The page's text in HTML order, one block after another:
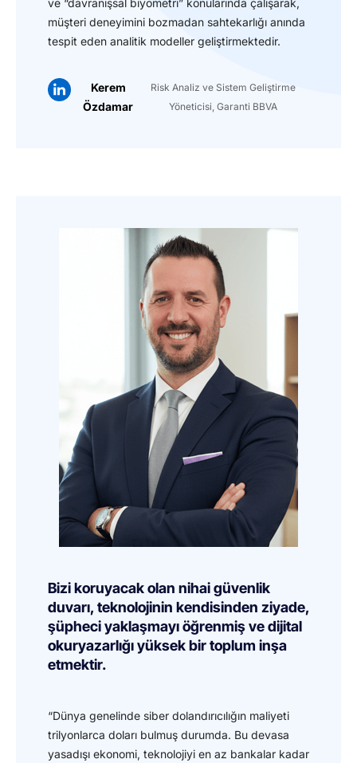
müşteri deneyimini bozmadan sahtekarlığı anında
tespit eden analitik modeller geliştirmektedir.
Kerem
Özdamar
Risk Analiz ve Sistem Geliştirme
Yöneticisi, Garanti BBVA
Bizi koruyacak olan nihai güvenlik
duvarı, teknolojinin kendisinden ziyade,
şüpheci yaklaşmayı öğrenmiş ve dijital
okuryazarlığı yüksek bir toplum inşa
etmektir.
“Dünya genelinde siber dolandırıcılığın maliyeti
trilyonlarca doları bulmuş durumda. Bu devasa
yasadışı ekonomi, teknolojiyi en az bankalar kadar